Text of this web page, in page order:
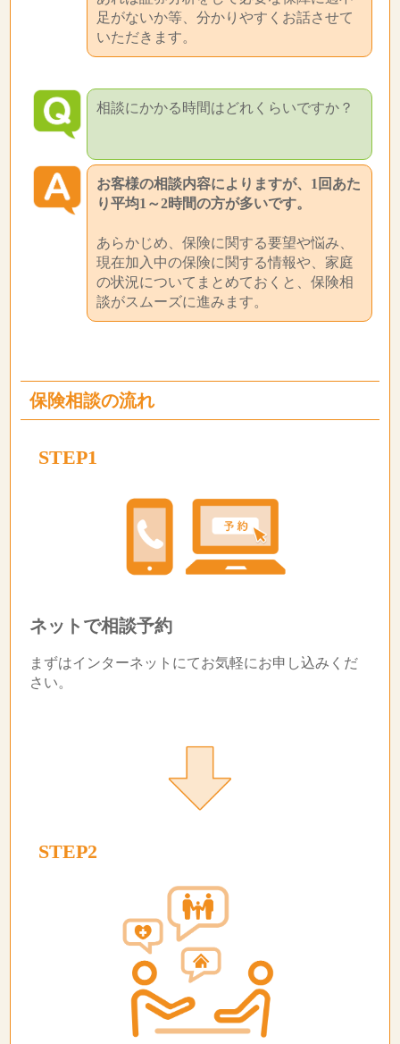
足がないか等、分かりやすくお話させて
いただきます。
相談にかかる時間はどれくらいですか？
お客様の相談内容によりますが、1回あた
り平均1～2時間の方が多いです。
あらかじめ、保険に関する要望や悩み、
現在加入中の保険に関する情報や、家庭
の状況についてまとめておくと、保険相
談がスムーズに進みます。
保険相談の流れ
STEP1
ネットで相談予約
まずはインターネットにてお気軽にお申し込みくだ
さい。
STEP2